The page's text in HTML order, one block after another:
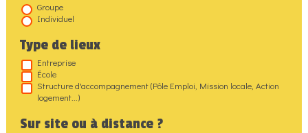
Groupe
Individuel
Type de lieux
Entreprise
École
Structure d'accompagnement (Pôle Emploi, Mission locale, Action
logement...)
Sur site ou à distance ?